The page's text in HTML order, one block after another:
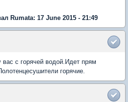
Rumata: 17 June 2015 - 21:49
вас с горячей водой.Идет прям
горячие.